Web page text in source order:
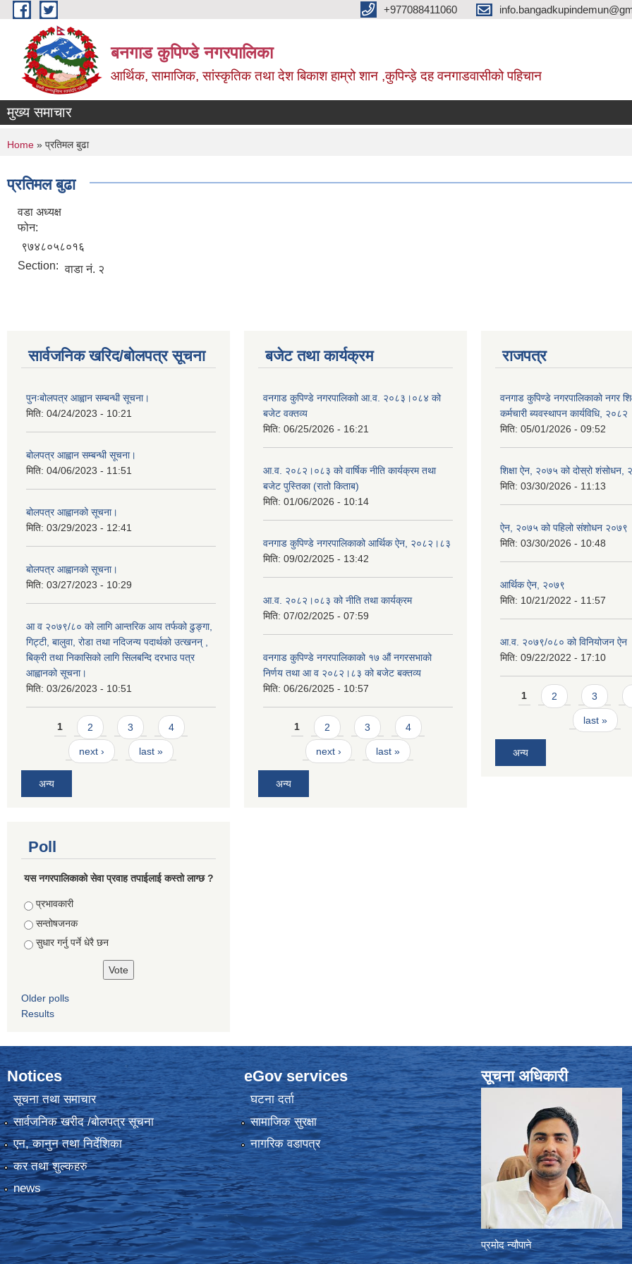
Skip to main content +977088411060
बनगाड कुपिण्डे नगरपालिका
आर्थिक, सामाजिक, सांस्कृतिक तथा देश बिकाश हाम्रो शान ,कुपिन्ड़े दह वनगाडवासीको पहिचान
मुख्य समाचार
You are here
Home » प्रतिमल बुढा
प्रतिमल बुढा
वडा अध्यक्ष
फोन:
९७४८०५८०१६
Section: वाडा नं. २
सार्वजनिक खरिद/बोलपत्र सूचना
पुनःबोलपत्र आह्वान सम्बन्धी सूचना।
मिति: 04/24/2023 - 10:21
बोलपत्र आह्वान सम्बन्धी सूचना।
मिति: 04/06/2023 - 11:51
बोलपत्र आह्वानको सूचना।
मिति: 03/29/2023 - 12:41
बोलपत्र आह्वानको सूचना।
मिति: 03/27/2023 - 10:29
आ व २०७९/८० को लागि आन्तरिक आय तर्फको ढुङ्गा,
गिट्टी, बालुवा, रोडा तथा नदिजन्य पदार्थको उत्खनन् ,
बिक्री तथा निकासिको लागि सिलबन्दि दरभाउ पत्र
आह्वानको सूचना।
मिति: 03/26/2023 - 10:51
Pages
1 2 3 4
next › last »
अन्य
बजेट तथा कार्यक्रम
वनगाड कुपिण्डे नगरपालिकाो आ.व. २०८३।०८४ को
बजेट वक्तव्य
मिति: 06/25/2026 - 16:21
आ.व. २०८२।०८३ को वार्षिक नीति कार्यक्रम तथा
बजेट पुस्तिका (रातो किताब)
मिति: 01/06/2026 - 10:14
वनगाड कुपिण्डे नगरपालिकाको आर्थिक ऐन, २०८२।८३
मिति: 09/02/2025 - 13:42
आ.व. २०८२।०८३ को नीति तथा कार्यक्रम
मिति: 07/02/2025 - 07:59
वनगाड कुपिण्डे नगरपालिकाको १७ ‍औं नगरसभाको
निर्णय तथा आ व २०८२।८३ को बजेट बक्तव्य
मिति: 06/26/2025 - 10:57
Pages
1 2 3 4
next › last »
अन्य
राजपत्र
वनगाड कुपिण्डे नगरपालिकाको नगर
कर्मचारी ब्यवस्थापन कार्यविधि, २०८२
मिति: 05/01/2026 - 09:52
शिक्षा ऐन, २०७५ को दोस्रो शंसोधन,
मिति: 03/30/2026 - 11:13
ऐन, २०७५ को पहिलो संशोधन २०७९
मिति: 03/30/2026 - 10:48
आर्थिक ऐन, २०७९
मिति: 10/21/2022 - 11:57
आ.व. २०७९/०८० को विनियोजन ऐन
मिति: 09/22/2022 - 17:10
Pages
1 2 3
last »
अन्य
Poll
यस नगरपालिकाको सेवा प्रवाह तपाईलाई कस्तो लाग्छ ?
Choices
प्रभावकारी
सन्तोषजनक
सुधार गर्नु पर्ने धेरै छन
Older polls
Results
Notices
सूचना तथा समाचार
सार्वजनिक खरीद /बोलपत्र सूचना
एन, कानुन तथा निर्देशिका
कर तथा शुल्कहरु
news
eGov services
घटना दर्ता
सामाजिक सुरक्षा
नागरिक वडापत्र
सूचना अधिकारी
प्रमोद न्यौपाने